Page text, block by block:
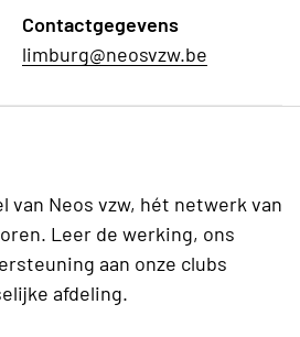
Contactgegevens
limburg@neosvzw.be
van Neos vzw, hét netwerk van
Leer de werking, ons
aan onze clubs
afdeling.